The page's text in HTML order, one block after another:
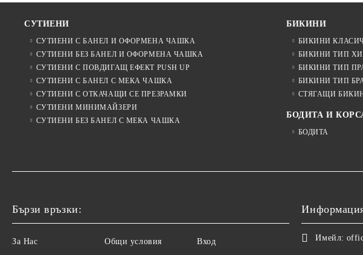
СУТИЕНИ
СУТИЕНИ С БАНЕЛ И ОФОРМЕНА ЧАШКА
СУТИЕНИ БЕЗ БАНЕЛ И ОФОРМЕНА ЧАШКА
СУТИЕНИ С ПОВДИГАЩ ЕФЕКТ PUSH UP
СУТИЕНИ С БАНЕЛ С МЕКА ЧАШКА
СУТИЕНИ С ОТКАЧАЩИ СЕ ПРЕЗРАМКИ
СУТИЕНИ МИНИМАЙЗЕРИ
СУТИЕНИ БЕЗ БАНЕЛ С МЕКА ЧАШКА
БИКИНИ
БИКИНИ
БИКИНИ ТИП
БИКИНИ ТИП
БИКИНИ ТИП
СТЯГАЩИ
БОДИТА И
БОДИТА
Бързи връзки:
За Нас Общи условия Вход Имейл: